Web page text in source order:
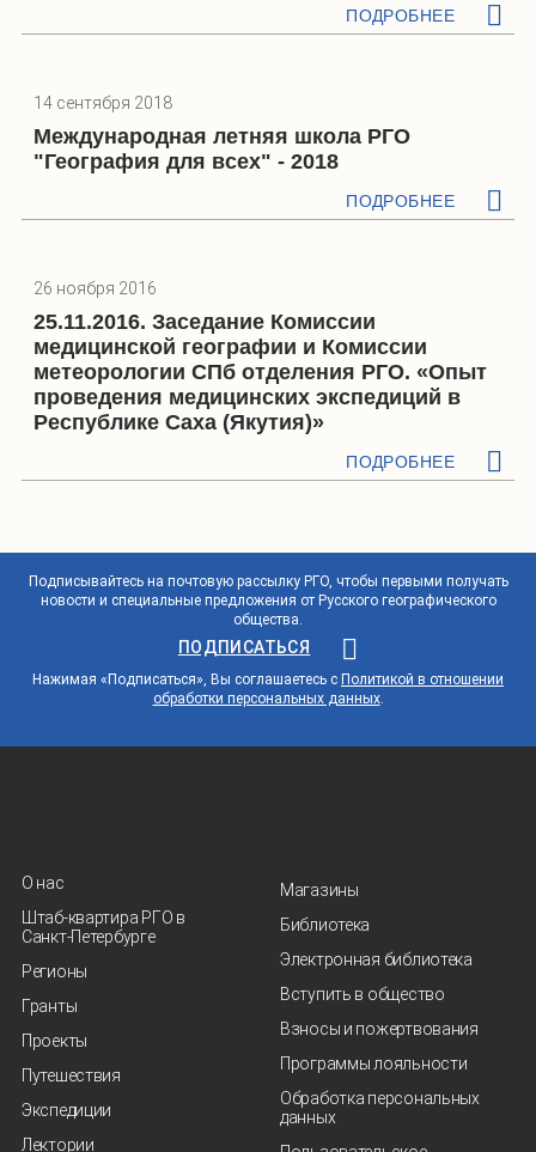
ПОДРОБНЕЕ
14 сентября 2018
Международная летняя школа РГО
"География для всех" - 2018
ПОДРОБНЕЕ
26 ноября 2016
25.11.2016. Заседание Комиссии
медицинской географии и Комиссии
метеорологии СПб отделения РГО. «Опыт
проведения медицинских экспедиций в
Республике Саха (Якутия)»
ПОДРОБНЕЕ
Подписывайтесь на почтовую рассылку РГО, чтобы первыми получать
новости и специальные предложения от Русского географического
общества.
ПОДПИСАТЬСЯ
Нажимая «Подписаться», Вы соглашаетесь с Политикой в отношении
обработки персональных данных.
О нас
Штаб-квартира РГО в
Санкт‑Петербурге
Регионы
Гранты
Проекты
Путешествия
Экспедиции
Лектории
Магазины
Библиотека
Электронная библиотека
Вступить в общество
Взносы и пожертвования
Программы лояльности
Обработка персональных
данных